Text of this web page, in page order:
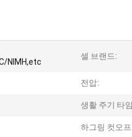
NIMH,etc
셀 브랜드:
전압:
생활 주기 타
하그링 컷오